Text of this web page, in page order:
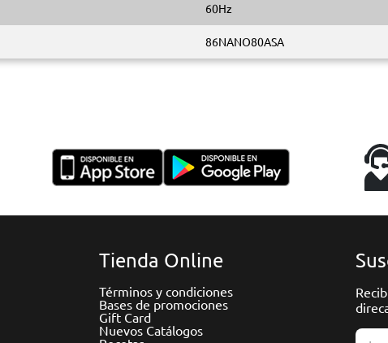
60Hz
86NANO80ASA
Tienda Online
Términos y condiciones
Bases de promociones
Gift Card
Nuevos Catálogos